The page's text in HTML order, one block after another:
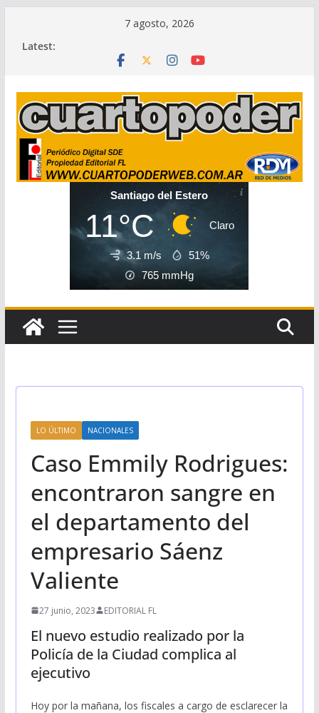
7 agosto, 2026
Latest:
Santiago del Estero
11°C Claro
3.1 m/s
51%
765 mmHg
LO ÚLTIMO NACIONALES
Caso Emmily Rodrigues:
encontraron sangre en
el departamento del
empresario Sáenz
Valiente
27 junio, 2023 EDITORIAL FL
El nuevo estudio realizado por la
Policía de la Ciudad complica al
ejecutivo
Hoy por la mañana, los fiscales a cargo de esclarecer la